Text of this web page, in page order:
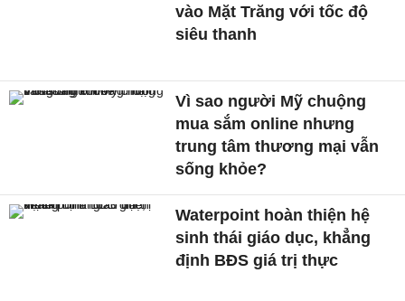
vào Mặt Trăng với tốc độ
siêu thanh
Vì sao người Mỹ chuộng
mua sắm online nhưng
trung tâm thương mại vẫn
sống khỏe?
Waterpoint hoàn thiện hệ
sinh thái giáo dục, khẳng
định BĐS giá trị thực